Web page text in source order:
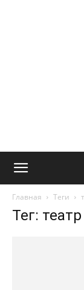
Главная Теги
Тег: театр